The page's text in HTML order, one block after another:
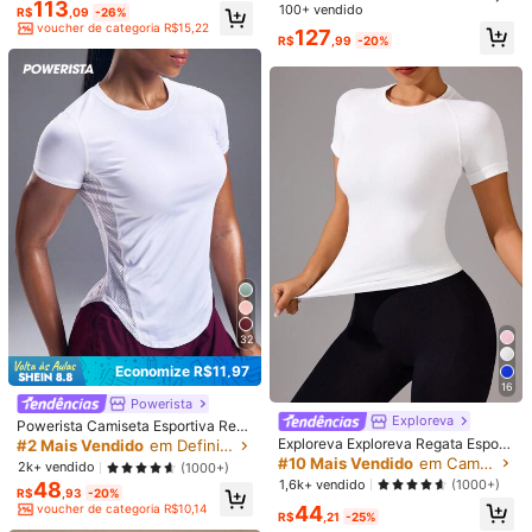
Y***i Cor: Preto / Tamanho: L
Estásúperde buena en
Útil(0)
x***m Cor: Preto / Tamanho: L
いい感じです！ダンスで使ってますー
Útil (0)
Detalhes Do Produto
Material:
Tecido de malha
Composição:
77% Poliamida, 23% Elastano
Veja mais
XLLAIS
4,86 326K Seguidores
4,86 326K Seguidores
4,86 326K Seguidores
4,86
326K Seguidores
z***5seguido4 horas atrás
c***destá navegando
4,86
326K Seguidores
1.9M Vendido recentemente
R$113 ,09 -26%
voucher de categoria R$15,22
32
Economize R$11,97
Powerista
Powerista Camiseta Esportiva Resp
irável e Macia, Camisa de Compres
são para Academia, Camisas Femin
inas
#2 Mais Vendido em Definir Tops ativos femininos
2k+ vendido (1000+)
R$48 ,93 -20%
voucher de categoria R$10,14
ste Slim para Uso Casual Diário no
Verão, com Proteção Solar, Absorç
ão de Umidade, Secagem Rápida,
s, Gola Plana de Malha, Carcela, P
unhos, Adequada para Tênis, Golfe,
Pickleball
100+ vendido
R$127 ,99 -20%
16
Exploreva
Exploreva Exploreva Regata Esporti
va Feminina de Verão Simples com
Impressão de Letras, Regata de Tre
ino, Camiseta de Academia
#10 Mais Vendido em Camisetas e regatas esportivas femininas
1,6k+ vendido (1000+)
R$44 ,21 -25%